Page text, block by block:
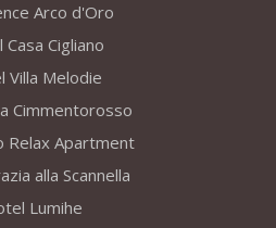
Arco d'Oro
Cigliano
Villa Melodie
Cimmentorosso
Relax Apartment
alla Scannella
Lumihe